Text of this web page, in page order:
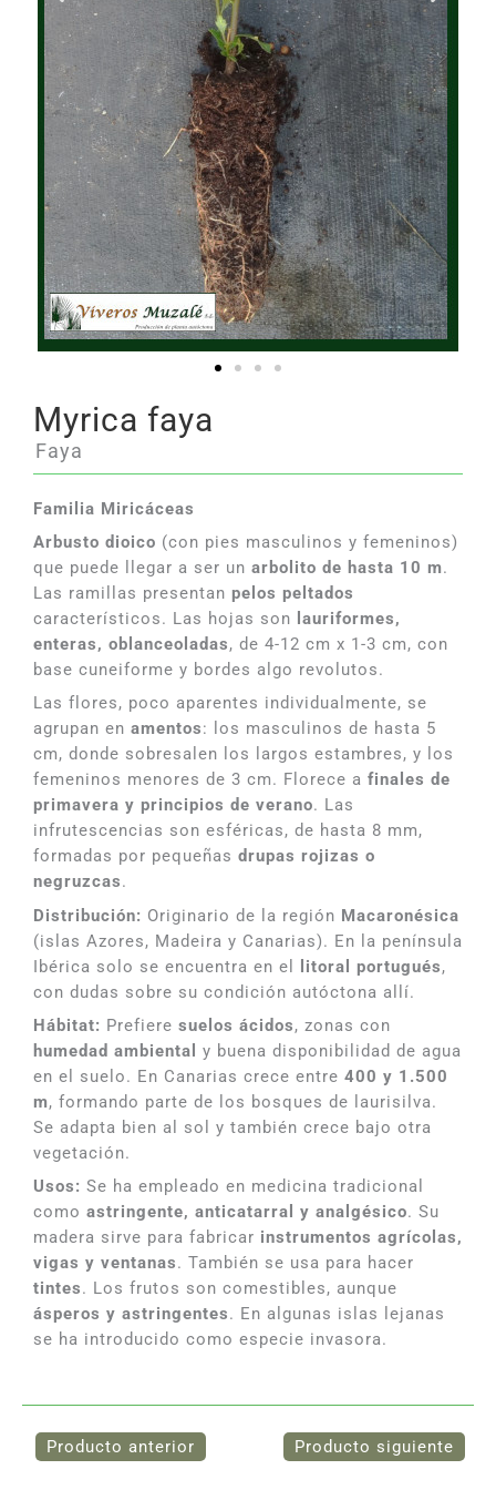
Myrica faya
Faya
Familia Miricáceas
Arbusto dioico (con pies masculinos y femeninos)
que puede llegar a ser un arbolito de hasta 10 m.
Las ramillas presentan pelos peltados
característicos. Las hojas son
lauriformes,
enteras, oblanceoladas, de 4-12 cm x 1-3 cm, con
base cuneiforme y bordes algo revolutos.
Las flores, poco aparentes individualmente, se
agrupan en amentos: los masculinos de hasta 5
cm, donde sobresalen los largos estambres, y los
femeninos menores de 3 cm. Florece a finales de
primavera y principios de verano. Las
infrutescencias son esféricas, de hasta 8 mm,
formadas por pequeñas drupas rojizas o
negruzcas.
Distribución: Originario de la región Macaronésica
(islas Azores, Madeira y Canarias). En la península
Ibérica solo se encuentra en el
litoral portugués,
con dudas sobre su condición autóctona allí.
Hábitat: Prefiere suelos ácidos, zonas con
humedad ambiental
y buena disponibilidad de agua
en el suelo. En Canarias crece entre 400 y 1.500
m, formando parte de los bosques de laurisilva.
Se adapta bien al sol y también crece bajo otra
vegetación.
Usos: Se ha empleado en medicina tradicional
como astringente, anticatarral y analgésico. Su
madera sirve para fabricar instrumentos agrícolas,
vigas y ventanas. También se usa para hacer
tintes. Los frutos son comestibles, aunque
ásperos y astringentes. En algunas islas lejanas
se ha introducido como especie invasora.